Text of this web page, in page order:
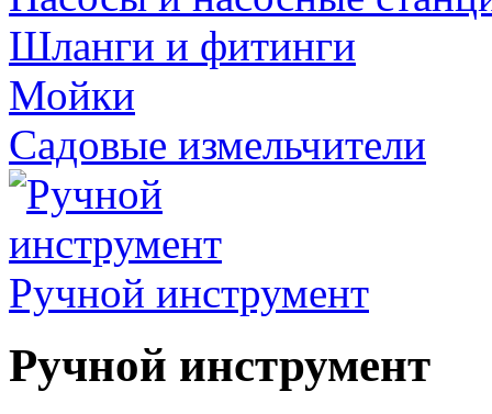
Шланги и фитинги
Мойки
Садовые измельчители
Ручной инструмент
Ручной инструмент